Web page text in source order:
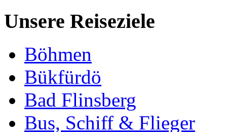
Unsere Reiseziele
Böhmen
Bükfürdö
Bad Flinsberg
Bus, Schiff & Flieger